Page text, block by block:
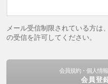
メール受信制限されている方は
の受信を許可してください。
会員規約・個人情
会員登